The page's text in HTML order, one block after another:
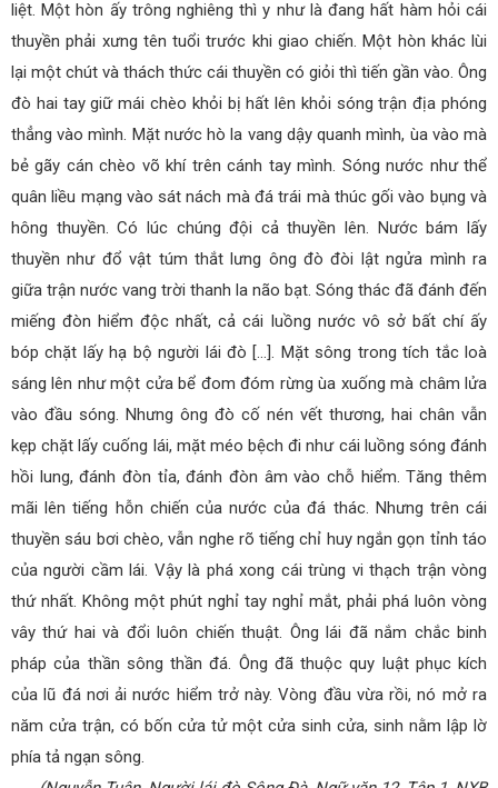
liệt. Một hòn ấy trông nghiêng thì y như là đang hất hàm hỏi cái
thuyền phải xưng tên tuổi trước khi giao chiến. Một hòn khác lùi
lại một chút và thách thức cái thuyền có giỏi thì tiến gần vào. Ông
đò hai tay giữ mái chèo khỏi bị hất lên khỏi sóng trận địa phóng
thẳng vào mình. Mặt nước hò la vang dậy quanh mình, ùa vào mà
bẻ gãy cán chèo võ khí trên cánh tay mình. Sóng nước như thể
quân liều mạng vào sát nách mà đá trái mà thúc gối vào bụng và
hông thuyền. Có lúc chúng đội cả thuyền lên. Nước bám lấy
thuyền như đổ vật túm thắt lưng ông đò đòi lật ngửa mình ra
giữa trận nước vang trời thanh la não bạt. Sóng thác đã đánh đến
miếng đòn hiểm độc nhất, cả cái luồng nước vô sở bất chí ấy
bóp chặt lấy hạ bộ người lái đò […]. Mặt sông trong tích tắc loà
sáng lên như một cửa bể đom đóm rừng ùa xuống mà châm lửa
vào đầu sóng. Nhưng ông đò cố nén vết thương, hai chân vẫn
kẹp chặt lấy cuống lái, mặt méo bệch đi như cái luồng sóng đánh
hồi lung, đánh đòn tỉa, đánh đòn âm vào chỗ hiểm. Tăng thêm
mãi lên tiếng hỗn chiến của nước của đá thác. Nhưng trên cái
thuyền sáu bơi chèo, vẫn nghe rõ tiếng chỉ huy ngắn gọn tỉnh táo
của người cầm lái. Vậy là phá xong cái trùng vi thạch trận vòng
thứ nhất. Không một phút nghỉ tay nghỉ mắt, phải phá luôn vòng
vây thứ hai và đổi luôn chiến thuật. Ông lái đã nắm chắc binh
pháp của thần sông thần đá. Ông đã thuộc quy luật phục kích
của lũ đá nơi ải nước hiểm trở này. Vòng đầu vừa rồi, nó mở ra
năm cửa trận, có bốn cửa tử một cửa sinh cửa, sinh nằm lập lờ
phía tả ngạn sông.